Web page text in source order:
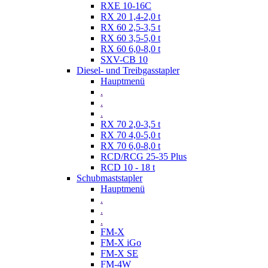
RXE 10-16C
RX 20 1,4-2,0 t
RX 60 2,5-3,5 t
RX 60 3,5-5,0 t
RX 60 6,0-8,0 t
SXV-CB 10
Diesel- und Treibgasstapler
Hauptmenü
.
.
.
RX 70 2,0-3,5 t
RX 70 4,0-5,0 t
RX 70 6,0-8,0 t
RCD/RCG 25-35 Plus
RCD 10 - 18 t
Schubmaststapler
Hauptmenü
.
.
.
FM-X
FM-X iGo
FM-X SE
FM-4W